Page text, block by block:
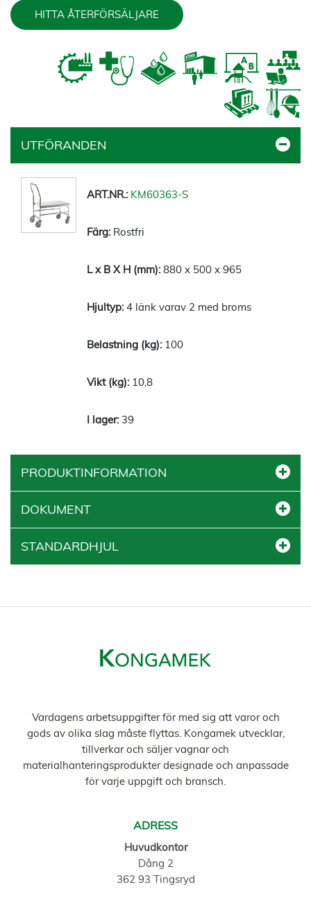
HITTA ÅTERFÖRSÄLJARE
UTFÖRANDEN
KM60363-S
Rostfri
880 x 500 x 965
4 länk varav 2 med broms
100
10,8
39
PRODUKTINFORMATION
DOKUMENT
STANDARDHJUL
Vardagens arbetsuppgifter för med sig att varor och
gods av olika slag måste flyttas. Kongamek utvecklar,
tillverkar och säljer vagnar och
materialhanteringsprodukter designade och anpassade
för varje uppgift och bransch.
ADRESS
Huvudkontor
Dång 2
362 93 Tingsryd